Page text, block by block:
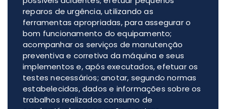
reparos de urgência, utilizando as
ferramentas apropriadas, para assegurar o
bom funcionamento do equipamento;
acompanhar os serviços de manutenção
preventiva e corretiva da máquina e seus
implementos e, após executados, efetuar os
testes necessários; anotar, segundo normas
estabelecidas, dados e informações sobre os
trabalhos realizados consumo de